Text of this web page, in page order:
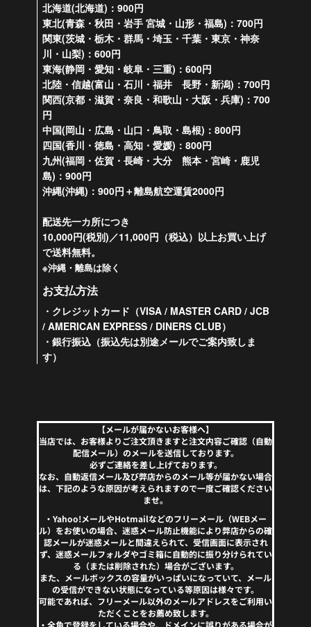
北海道(北海道)：900円
東北(青森・秋田・岩手 宮城・山形・福島)：700円
関東(茨城・栃木・群馬・埼玉・千葉・東京・神奈
川・山梨)：600円
東海(静岡・愛知・岐阜・三重)：600円
北陸・信越(富山・石川・福井 長野・新潟)：700円
関西(京都・滋賀・奈良・和歌山・大阪・兵庫)：700
円
中国(岡山・広島・山口・鳥取・島根)：800円
四国(香川・徳島・高知・愛媛)：800円
九州(福岡・佐賀・長崎・大分 熊本・宮崎・鹿児
島)：900円
沖縄(沖縄)：900円＋離島航空運賃2000円
配送先一カ所につき
10,000円(税別)／11,000円（税込）以上お買い上げ
で送料無料。
※沖縄・離島は除く
お支払方法
・クレジットカード（VISA / MASTER CARD / JCB
/ AMERICAN EXPRESS / DINERS CLUB）
・銀行振込（振込先は別途メールでご案内致しま
す）
【メールが届かないお客様へ】
当店では、お客様よりご注文頂きますと注文内容ご確認（自動
配信メール）のメールを送信しております。
必ずご連絡を差し上げております。
なお、自動返信メール及び弊店からのメール等が届かない場合
は、下記のような原因が考えられますので一度ご確認ください
ませ。
・Yahoo!メールやHotmailなどのフリーメール（WEBメー
ル）をお使いの場合、迷惑メール防止機能により弊店からの確
認メールが迷惑メールと間違えられて、受信画面に表示され
ず、迷惑メールフォルダやゴミ箱に自動的に振り分けられてい
る（または削除された）場合がございます。
また、メールボックスの容量がいっぱいになっていて、メール
の受信ができない状態になっている等原因は様々です。
可能であれば、フリーメール以外のメールアドレスをご利用い
ただくことをお薦め致します。